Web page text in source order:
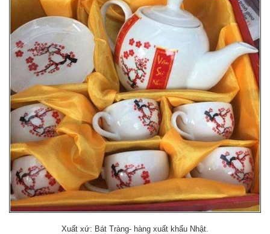
Xuất xứ: Bát Tràng- hàng xuất khẩu Nhật.